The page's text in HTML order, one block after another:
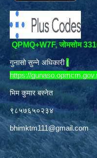
QPMQ+W7F, जोमसोम
गुनासो सुन्ने अधिकारी (
https://
भिम कुमार बस्नेत
९८५७६५०२३४
bhimktm111@gmail.com